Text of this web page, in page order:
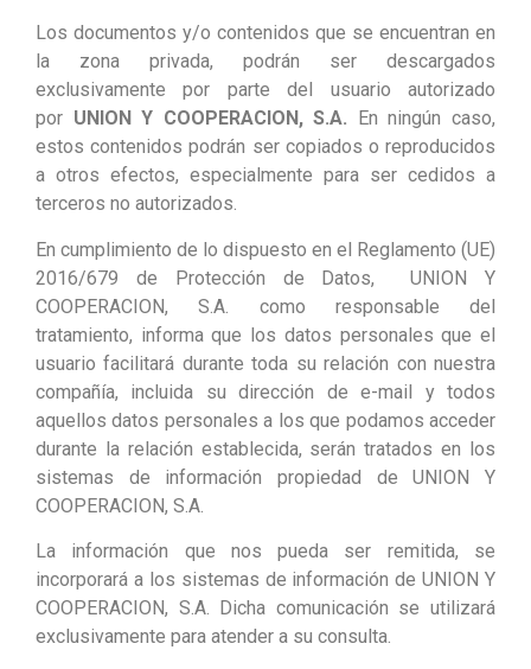
Los documentos y/o contenidos que se encuentran en
la zona privada, podrán ser descargados
exclusivamente por parte del usuario autorizado
por UNION Y COOPERACION, S.A. En ningún caso,
estos contenidos podrán ser copiados o reproducidos
a otros efectos, especialmente para ser cedidos a
terceros no autorizados.
En cumplimiento de lo dispuesto en el Reglamento (UE)
2016/679 de Protección de Datos, UNION Y
COOPERACION, S.A. como responsable del
tratamiento, informa que los datos personales que el
usuario facilitará durante toda su relación con nuestra
compañía, incluida su dirección de e-mail y todos
aquellos datos personales a los que podamos acceder
durante la relación establecida, serán tratados en los
sistemas de información propiedad de UNION Y
COOPERACION, S.A.
La información que nos pueda ser remitida, se
incorporará a los sistemas de información de UNION Y
COOPERACION, S.A. Dicha comunicación se utilizará
exclusivamente para atender a su consulta.